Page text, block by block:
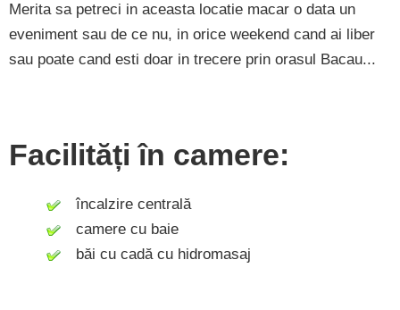
Merita sa petreci in aceasta locatie macar o data un
eveniment sau de ce nu, in orice weekend cand ai liber
sau poate cand esti doar in trecere prin orasul Bacau...
Facilități în camere:
încalzire centrală
camere cu baie
băi cu cadă cu hidromasaj